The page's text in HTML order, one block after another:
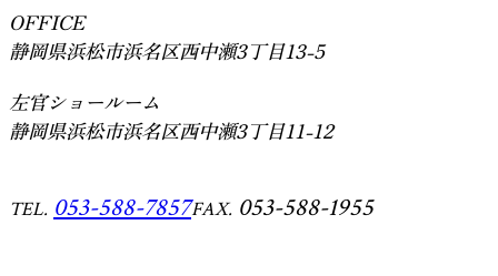
OFFICE
静岡県浜松市浜名区西中瀬3丁目13-5
左官ショールーム
静岡県浜松市浜名区西中瀬3丁目11-12
TEL. 053-588-7857FAX. 053-588-1955